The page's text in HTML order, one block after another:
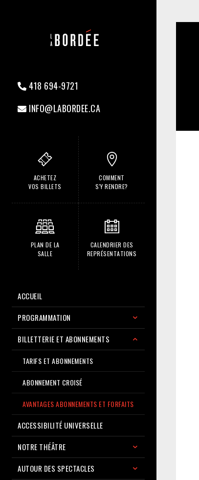
418 694-9721
INFO@LABORDEE.CA
ACHETEZ
VOS BILLETS
COMMENT
S'Y RENDRE?
PLAN DE LA
SALLE
CALENDRIER DES
REPRÉSENTATIONS
ACCUEIL
PROGRAMMATION
BILLETTERIE ET ABONNEMENTS
TARIFS ET ABONNEMENTS
ABONNEMENT CROISÉ
AVANTAGES ABONNEMENTS ET FORFAITS
ACCESSIBILITÉ UNIVERSELLE
NOTRE THÉÂTRE
AUTOUR DES SPECTACLES